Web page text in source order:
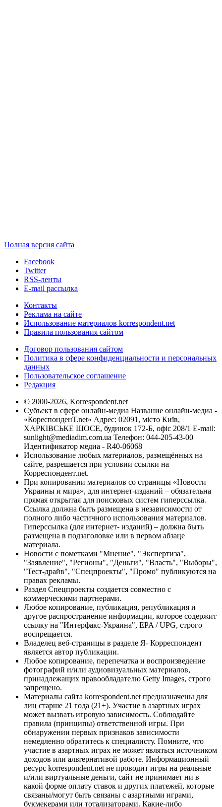
Полная версия сайта
Facebook
Twitter
RSS-ленты
E-mail рассылка
Контакты
Реклама на сайте
Использование материалов korrespondent.net
Правила пользования сайтом
Договор пользования сайтом
Политика в сфере конфиденциальности и персональных
данных
Пользовательское соглашение
Редакция
© 2000-2026, Korrespondent.net
Субъект в сфере онлайн-медиа Название онлайн-медиа -
«КореспонденТ.net» Адрес: 02091, місто Київ,
ХАРКІВСЬКЕ ШОСЕ, будинок 172-Б, офіс 208/1 E-mail:
sunlight@mediadim.com.ua Телефон: 044-205-43-00
Идентификатор медиа - R40-06068
Использование любых материалов, размещённых на
сайте, разрешается при условии ссылки на
Корреспондент.net.
При копировании материалов со страницы «Новости
Украины и мира», для интернет-изданий – обязательна
прямая открытая для поисковых систем гиперссылка.
Ссылка должна быть размещена в независимости от
полного либо частичного использования материалов.
Гиперссылка (для интернет- изданий) – должна быть
размещена в подзаголовке или в первом абзаце
материала.
Новости с пометками "Мнение", "Экспертиза",
"Заявление", "Регионы", "Деньги", "Власть", "Выборы",
"Тест-драйв", "Спецпроекты", "Промо" публикуются на
правах рекламы.
Раздел Спецпроекты создается совместно с
коммерческими партнерами.
Любое копирование, публикация, републикация и
другое распространение информации, которое содержит
ссылку на "Интерфакс-Украина", EPA / UPG, строго
воспрещается.
Владелец веб-страницы в разделе Я- Корреспондент
является автор публикации.
Любое копирование, перепечатка и воспроизведение
фотографий и/или аудиовизуальных материалов,
принадлежащих правообладателю Getty Images, строго
запрещено.
Материалы сайта korrespondent.net предназначены для
лиц старше 21 года (21+). Участие в азартных играх
может вызвать игровую зависимость. Соблюдайте
правила (принципы) ответственной игры. При
обнаружении первых признаков зависимости
немедленно обратитесь к специалисту. Помните, что
участие в азартных играх не может являться источником
доходов или альтернативой работе. Информационный
ресурс korrespondent.net не проводит игры на реальные
и/или виртуальные деньги, сайт не принимает ни в
какой форме оплату ставок и других платежей, которые
связаны/могут быть связаны с азартными играми,
букмекерами или тотализаторами. Какие-либо